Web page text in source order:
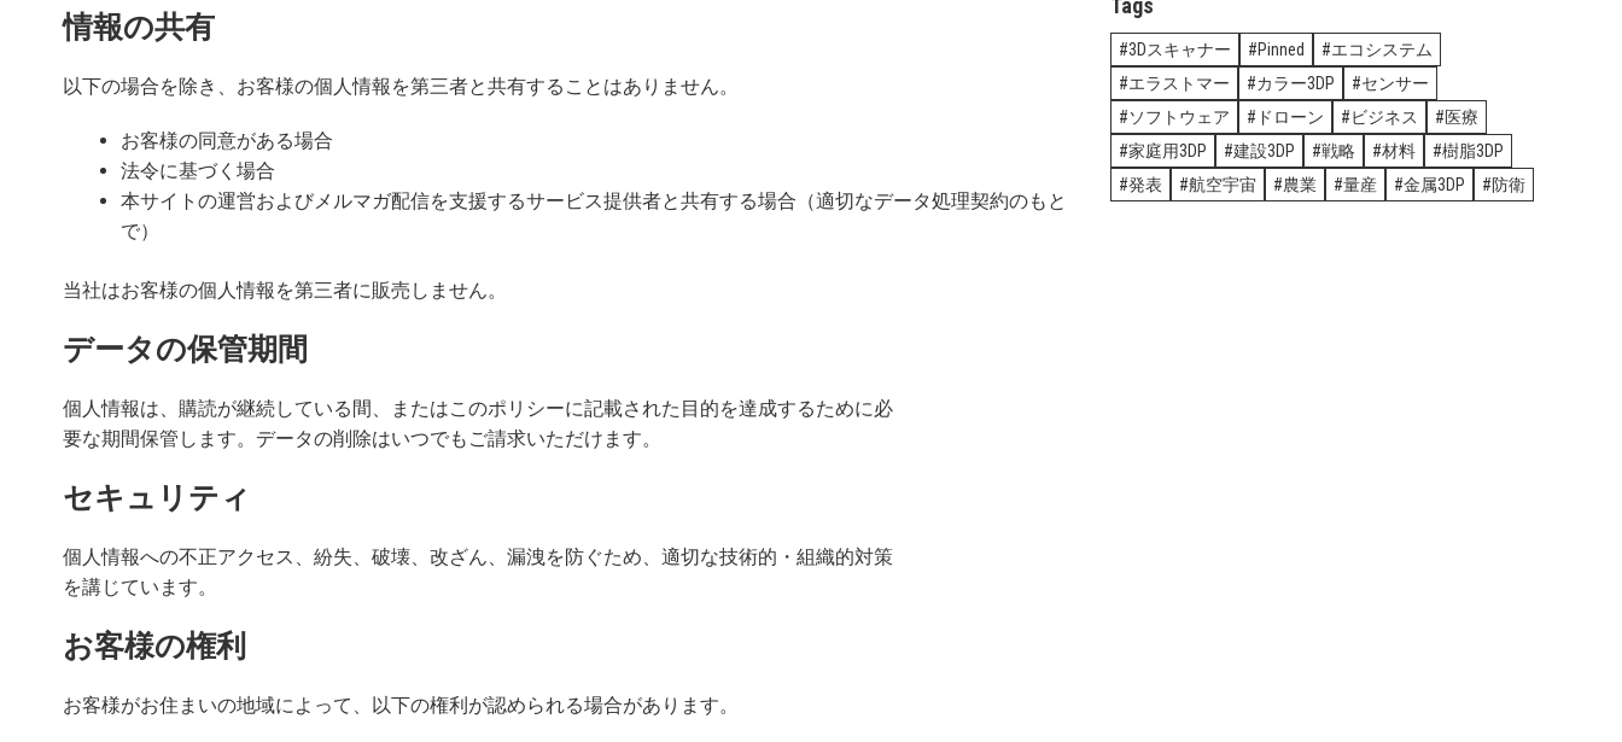
情報の共有
以下の場合を除き、お客様の個人情報を第三者と共有することはありません。
お客様の同意がある場合
法令に基づく場合
本サイトの運営およびメルマガ配信を支援するサービス提供者と共有する場合（適切なデータ処理契約のもと
で）
当社はお客様の個人情報を第三者に販売しません。
データの保管期間
個人情報は、購読が継続している間、またはこのポリシーに記載された目的を達成するために必
要な期間保管します。データの削除はいつでもご請求いただけます。
セキュリティ
個人情報への不正アクセス、紛失、破壊、改ざん、漏洩を防ぐため、適切な技術的・組織的対策
を講じています。
お客様の権利
お客様がお住まいの地域によって、以下の権利が認められる場合があります。
3Dスキャナー Pinned
エコシステム
エラストマー
カラー3DP
センサー
ソフトウェア
ドローン ビジネス
医療
家庭用3DP
建設3DP 戦略 材料
樹脂3DP
発表
航空宇宙 農業 量産 金属3DP 防衛